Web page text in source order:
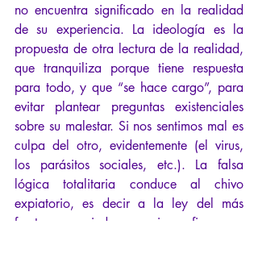
no encuentra significado en la realidad
de su experiencia. La ideología es la
propuesta de otra lectura de la realidad,
que tranquiliza porque tiene respuesta
para todo, y que “se hace cargo”, para
evitar plantear preguntas existenciales
sobre su malestar. Si nos sentimos mal es
culpa del otro, evidentemente (el virus,
los parásitos sociales, etc.). La falsa
lógica totalitaria conduce al chivo
expiatorio, es decir a la ley del más
fuerte: por miedo a morir, prefiero que